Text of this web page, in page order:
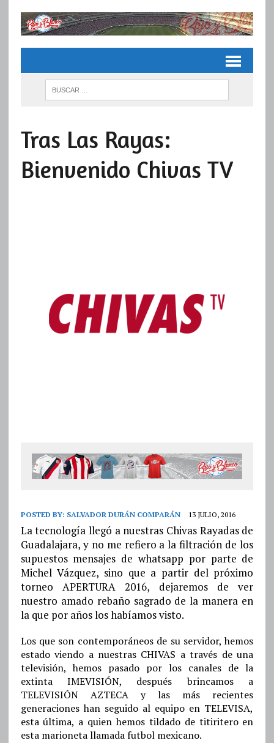
Tras Las Rayas:
Bienvenido Chivas TV
POSTED BY: SALVADOR DURÁN COMPARÁN 13 JULIO, 2016
La tecnología llegó a nuestras Chivas Rayadas de
Guadalajara, y no me refiero a la filtración de los
supuestos mensajes de whatsapp por parte de
Michel Vázquez, sino que a partir del próximo
torneo APERTURA 2016, dejaremos de ver
nuestro amado rebaño sagrado de la manera en
la que por años los habíamos visto.
Los que son contemporáneos de su servidor, hemos
estado viendo a nuestras CHIVAS a través de una
televisión, hemos pasado por los canales de la
extinta IMEVISIÓN, después brincamos a
TELEVISIÓN AZTECA y las más recientes
generaciones han seguido al equipo en TELEVISA,
esta última, a quien hemos tildado de titiritero en
esta marioneta llamada futbol mexicano.